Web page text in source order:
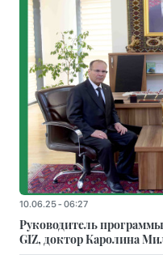
10.06.25 - 06:27
Руководитель
GIZ, доктор Каролина